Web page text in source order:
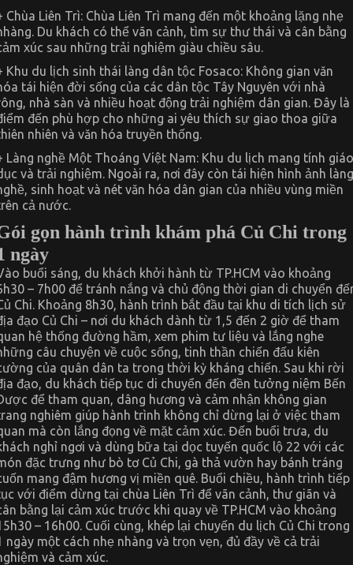
Chùa Liên Trì: Chùa Liên Trì mang đến một khoảng lặng nhẹ
Du khách có thể vãn cảnh, tìm sự thư thái và cân bằng
xúc sau những trải nghiệm giàu chiều sâu.
Khu du lịch sinh thái làng dân tộc Fosaco: Không gian văn
tái hiện đời sống của các dân tộc Tây Nguyên với nhà
nhà sàn và nhiều hoạt động trải nghiệm dân gian. Đây là
đến phù hợp cho những ai yêu thích sự giao thoa giữa
nhiên và văn hóa truyền thống.
Làng nghề Một Thoáng Việt Nam: Khu du lịch mang tính giáo
và trải nghiệm. Ngoài ra, nơi đây còn tái hiện hình ảnh làng
sinh hoạt và nét văn hóa dân gian của nhiều vùng miền
cả nước.
gọn hành trình khám phá Củ Chi trong
ngày
buổi sáng, du khách khởi hành từ TP.HCM vào khoảng
– 7h00 để tránh nắng và chủ động thời gian di chuyển
Chi. Khoảng 8h30, hành trình bắt đầu tại khu di tích lịch sử
đạo Củ Chi – nơi du khách dành từ 1,5 đến 2 giờ để tham
hệ thống đường hầm, xem phim tư liệu và lắng nghe
câu chuyện về cuộc sống, tinh thần chiến đấu kiên
của quân dân ta trong thời kỳ kháng chiến. Sau khi rời
đạo, du khách tiếp tục di chuyển đến đền tưởng niệm Bến
để tham quan, dâng hương và cảm nhận không gian
nghiêm giúp hành trình không chỉ dừng lại ở việc tham
mà còn lắng đọng về mặt cảm xúc. Đến buổi trưa, du
nghỉ ngơi và dùng bữa tại dọc tuyến quốc lộ 22 với các
đặc trưng như bò tơ Củ Chi, gà thả vườn hay bánh tráng
mang đậm hương vị miền quê. Buổi chiều, hành trình tiếp
với điểm dừng tại chùa Liên Trì để vãn cảnh, thư giãn và
bằng lại cảm xúc trước khi quay về TP.HCM vào khoảng
– 16h00. Cuối cùng, khép lại chuyến du lịch Củ Chi trong
ngày một cách nhẹ nhàng và trọn vẹn, đủ đầy về cả trải
và cảm xúc.